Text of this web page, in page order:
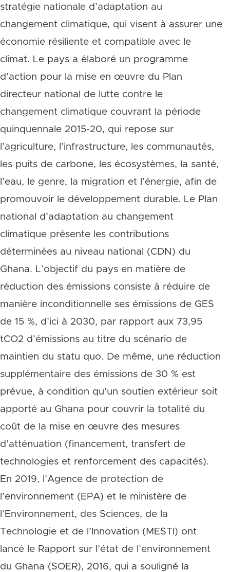
stratégie nationale d’adaptation au
changement climatique, qui visent à assurer une
économie résiliente et compatible avec le
climat. Le pays a élaboré un programme
d’action pour la mise en œuvre du Plan
directeur national de lutte contre le
changement climatique couvrant la période
quinquennale 2015-20, qui repose sur
l’agriculture, l’infrastructure, les communautés,
les puits de carbone, les écosystèmes, la santé,
l’eau, le genre, la migration et l’énergie, afin de
promouvoir le développement durable. Le Plan
national d’adaptation au changement
climatique présente les contributions
déterminées au niveau national (CDN) du
Ghana. L’objectif du pays en matière de
réduction des émissions consiste à réduire de
manière inconditionnelle ses émissions de GES
de 15 %, d’ici à 2030, par rapport aux 73,95
tCO2 d’émissions au titre du scénario de
maintien du statu quo. De même, une réduction
supplémentaire des émissions de 30 % est
prévue, à condition qu’un soutien extérieur soit
apporté au Ghana pour couvrir la totalité du
coût de la mise en œuvre des mesures
d’atténuation (financement, transfert de
technologies et renforcement des capacités).
En 2019, l’Agence de protection de
l’environnement (EPA) et le ministère de
l’Environnement, des Sciences, de la
Technologie et de l’Innovation (MESTI) ont
lancé le Rapport sur l’état de l’environnement
du Ghana (SOER), 2016, qui a souligné la